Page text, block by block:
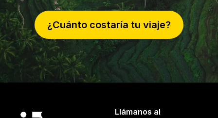
¿Cuánto costaría tu viaje?
Llámanos al